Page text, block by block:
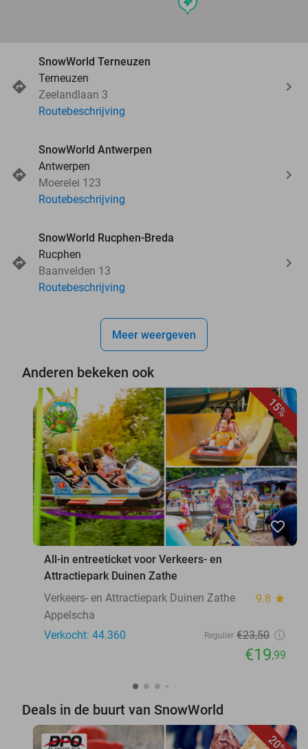
SnowWorld Terneuzen
Terneuzen
Zeelandlaan 3
Routebeschrijving
SnowWorld Antwerpen
Antwerpen
Moerelei 123
Routebeschrijving
SnowWorld Rucphen-Breda
Rucphen
Baanvelden 13
Routebeschrijving
Meer weergeven
Anderen bekeken ook
15%
favorite_border
All-in entreeticket voor Verkeers- en
Attractiepark Duinen Zathe
Verkeers- en Attractiepark Duinen Zathe
9.8 star
Appelscha
Verkocht: 44.360
Regulier €23,50
€19,99
Deals in de buurt van SnowWorld